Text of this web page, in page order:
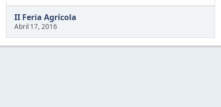
II Feria Agrícola
Abril 17, 2016